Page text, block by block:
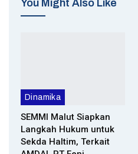
You Might Also Like
Dinamika
SEMMI Malut Siapkan
Langkah Hukum untuk
Sekda Haltim, Terkait